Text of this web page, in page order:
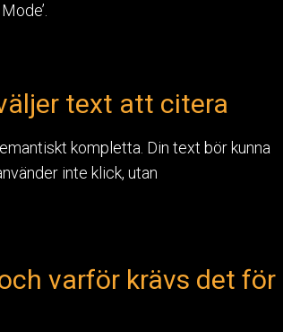
text att citera
kompletta. Din text bör kunna
inte klick, utan
varför krävs det för